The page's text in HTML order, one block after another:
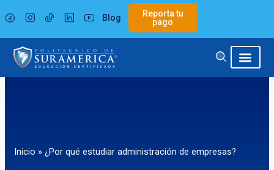
al
contenido
Blog
Reporta tu
pago
Inicio » ¿Por qué estudiar administración de empresas?